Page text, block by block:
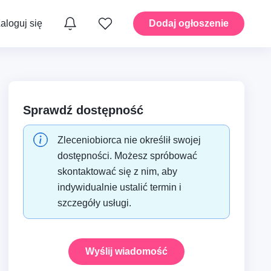
Dom – Ogród i przestrzenie
zewnętrzne
Dom – Montaż i drobne
prace
Mobilność – Transport i
przeprowadzki
się Dodaj ogłoszenie
Sprawdź dostępność
Zleceniobiorca nie określił swojej
dostępności. Możesz spróbować
skontaktować się z nim, aby
indywidualnie ustalić termin i
szczegóły usługi.
Wyślij wiadomość